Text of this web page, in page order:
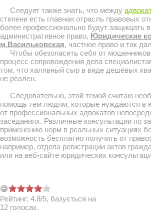
Следует также знать, что между
степени есть главная отрасль правовых
более профессионально будут защищать в
административное право, Юридические
м.Васильковская, частное право и так
Чтобы обезопасить себя от
процесс сопровождения дела
том, что халявный сыр в виде дешёвых
не реален.
Следовательно, этой темой считаю
помощь тем людям, которые нуждаются в
от профессиональных адвокатов
заседаниях. Различные консультации по
применению норм в реальных ситуациях
возможность бесплатно получить от
например, отдела регистрации актов
или на веб-сайте юридических
Рейтинг: 4.8/5, базується на
12 голосах.